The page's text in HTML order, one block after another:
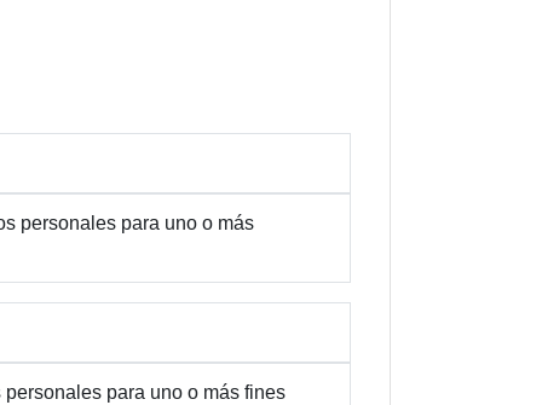
personales para uno o más
para uno o más fines